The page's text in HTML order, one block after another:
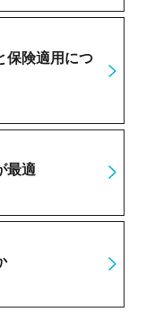
保険適用につ
最適